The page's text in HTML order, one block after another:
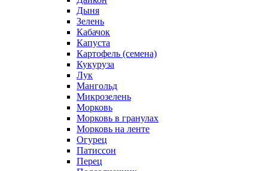
Дыня
Зелень
Кабачок
Капуста
Картофель (семена)
Кукуруза
Лук
Мангольд
Микрозелень
Морковь
Морковь в гранулах
Морковь на ленте
Огурец
Патиссон
Перец